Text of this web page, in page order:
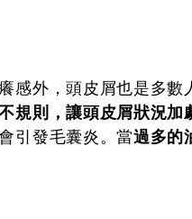
感外，頭皮屑也是多
規則，讓頭皮屑狀況加
引發毛囊炎。當過多的